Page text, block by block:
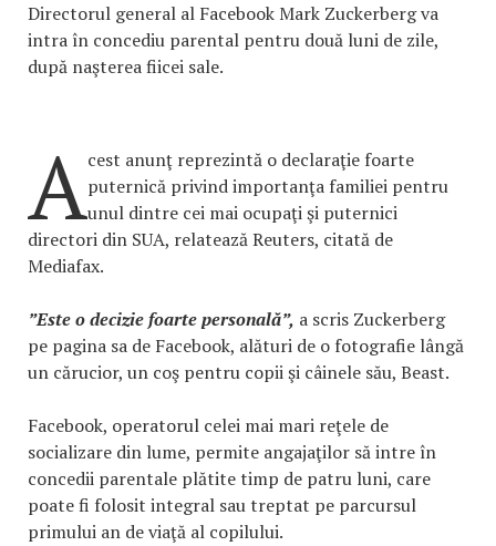
Directorul general al Facebook Mark Zuckerberg va
intra în concediu parental pentru două luni de zile,
după naşterea fiicei sale.
Acest anunţ reprezintă o declaraţie foarte
puternică privind importanţa familiei pentru
unul dintre cei mai ocupaţi şi puternici
directori din SUA, relatează Reuters, citată de
Mediafax.
”Este o decizie foarte personală”, a scris Zuckerberg
pe pagina sa de Facebook, alături de o fotografie lângă
un cărucior, un coş pentru copii şi câinele său, Beast.
Facebook, operatorul celei mai mari reţele de
socializare din lume, permite angajaţilor să intre în
concedii parentale plătite timp de patru luni, care
poate fi folosit integral sau treptat pe parcursul
primului an de viaţă al copilului.